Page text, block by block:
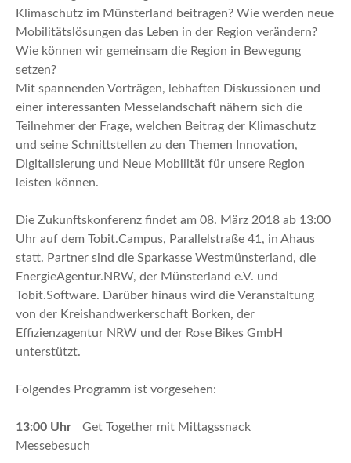
Klimaschutz im Münsterland beitragen? Wie werden neue
Mobilitätslösungen das Leben in der Region verändern?
Wie können wir gemeinsam die Region in Bewegung
setzen?
Mit spannenden Vorträgen, lebhaften Diskussionen und
einer interessanten Messelandschaft nähern sich die
Teilnehmer der Frage, welchen Beitrag der Klimaschutz
und seine Schnittstellen zu den Themen Innovation,
Digitalisierung und Neue Mobilität für unsere Region
leisten können.
Die Zukunftskonferenz findet am 08. März 2018 ab 13:00
Uhr auf dem Tobit.Campus, Parallelstraße 41, in Ahaus
statt. Partner sind die Sparkasse Westmünsterland, die
EnergieAgentur.NRW, der Münsterland e.V. und
Tobit.Software. Darüber hinaus wird die Veranstaltung
von der Kreishandwerkerschaft Borken, der
Effizienzagentur NRW und der Rose Bikes GmbH
unterstützt.
Folgendes Programm ist vorgesehen:
13:00 Uhr
Get Together mit Mittagssnack
Messebesuch